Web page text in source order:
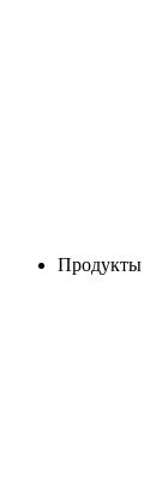
Продукты